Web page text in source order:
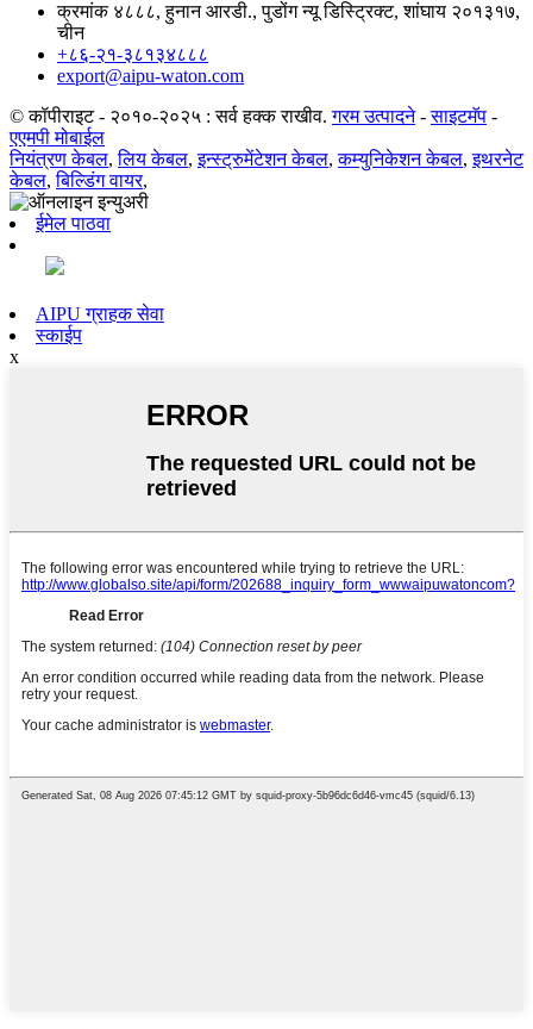
क्रमांक ४८८८, हुनान आरडी., पुडोंग न्यू डिस्ट्रिक्ट, शांघाय २०१३१७,
चीन
+८६-२१-३८१३४८८८
export@aipu-waton.com
© कॉपीराइट - २०१०-२०२५ : सर्व हक्क राखीव. गरम उत्पादने-साइटमॅप -
एएमपी मोबाईल
नियंत्रण केबल,लिय केबल,इन्स्ट्रुमेंटेशन केबल,कम्युनिकेशन केबल,इथरनेट
केबल,बिल्डिंग वायर,
ईमेल पाठवा
AIPU ग्राहक सेवा
स्काईप
x